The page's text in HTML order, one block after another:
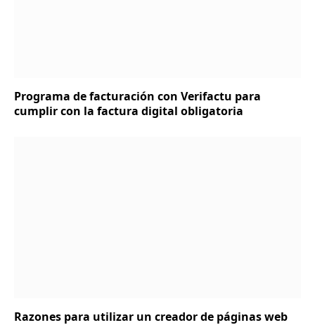
Programa de facturación con Verifactu para
cumplir con la factura digital obligatoria
Razones para utilizar un creador de páginas web